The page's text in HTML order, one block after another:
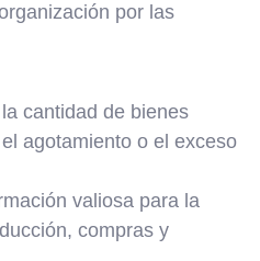
por las
cantidad de bienes
agotamiento o el exceso
valiosa para la
compras y